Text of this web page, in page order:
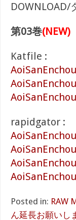
DOWNLOAD/
第03巻(NEW)
Katfile :
rapidgator :
Posted in: RAW
ん延長お願いし